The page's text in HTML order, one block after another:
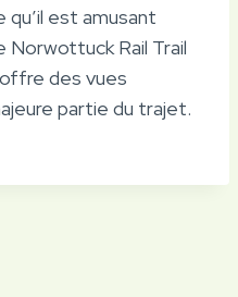
est amusant
Norwottuck Rail Trail
des vues
partie du trajet.